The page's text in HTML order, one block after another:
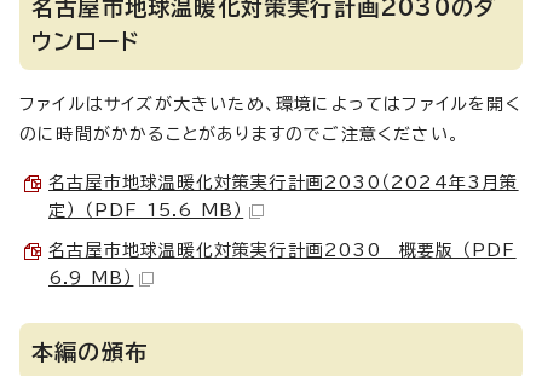
名古屋市地球温暖化対策実行計画2030のダ
ウンロード
ファイルはサイズが大きいため、環境によってはファイルを開く
のに時間がかかることがありますのでご注意ください。
名古屋市地球温暖化対策実行計画2030（2024年3月策
定） （PDF 15.6 MB）
名古屋市地球温暖化対策実行計画2030 概要版 （PDF
6.9 MB）
本編の頒布